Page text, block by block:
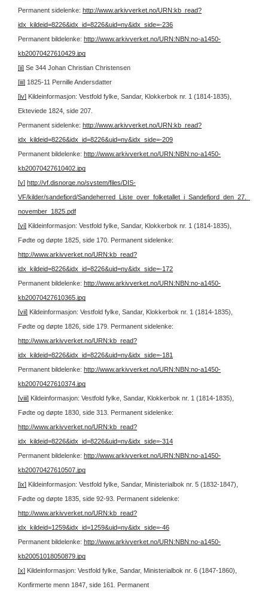
Permanent sidelenke: http://www.arkivverket.no/URN:kb_read?
idx_kildeid=8226&idx_id=8226&uid=ny&idx_side=-236
Permanent bildelenke: http://www.arkivverket.no/URN:NBN:no-a1450-
kb20070427610429.jpg
[ii] Se 344 Johan Christian Christensen
[iii] 1825-11 Pernille Andersdatter
[iv] Kildeinformasjon: Vestfold fylke, Sandar, Klokkerbok nr. 1 (1814-1835),
Ekteviede 1824, side 207.
Permanent sidelenke: http://www.arkivverket.no/URN:kb_read?
idx_kildeid=8226&idx_id=8226&uid=ny&idx_side=-209
Permanent bildelenke: http://www.arkivverket.no/URN:NBN:no-a1450-
kb20070427610402.jpg
[v] http://vf.disnorge.no/system/files/DIS-
VF/kilder/sandefjord/Sandeherred_Liste_over_folketallet_i_Sandefjord_den_27._
november_1825.pdf
[vi] Kildeinformasjon: Vestfold fylke, Sandar, Klokkerbok nr. 1 (1814-1835),
Fødte og døpte 1825, side 170. Permanent sidelenke:
http://www.arkivverket.no/URN:kb_read?
idx_kildeid=8226&idx_id=8226&uid=ny&idx_side=-172
Permanent bildelenke: http://www.arkivverket.no/URN:NBN:no-a1450-
kb20070427610365.jpg
[vii] Kildeinformasjon: Vestfold fylke, Sandar, Klokkerbok nr. 1 (1814-1835),
Fødte og døpte 1826, side 179. Permanent sidelenke:
http://www.arkivverket.no/URN:kb_read?
idx_kildeid=8226&idx_id=8226&uid=ny&idx_side=-181
Permanent bildelenke: http://www.arkivverket.no/URN:NBN:no-a1450-
kb20070427610374.jpg
[viii] Kildeinformasjon: Vestfold fylke, Sandar, Klokkerbok nr. 1 (1814-1835),
Fødte og døpte 1830, side 313. Permanent sidelenke:
http://www.arkivverket.no/URN:kb_read?
idx_kildeid=8226&idx_id=8226&uid=ny&idx_side=-314
Permanent bildelenke: http://www.arkivverket.no/URN:NBN:no-a1450-
kb20070427610507.jpg
[ix] Kildeinformasjon: Vestfold fylke, Sandar, Ministerialbok nr. 5 (1832-1847),
Fødte og døpte 1835, side 92-93. Permanent sidelenke:
http://www.arkivverket.no/URN:kb_read?
idx_kildeid=1259&idx_id=1259&uid=ny&idx_side=-46
Permanent bildelenke: http://www.arkivverket.no/URN:NBN:no-a1450-
kb20051018050879.jpg
[x] Kildeinformasjon: Vestfold fylke, Sandar, Ministerialbok nr. 6 (1847-1860),
Konfirmerte menn 1847, side 161. Permanent